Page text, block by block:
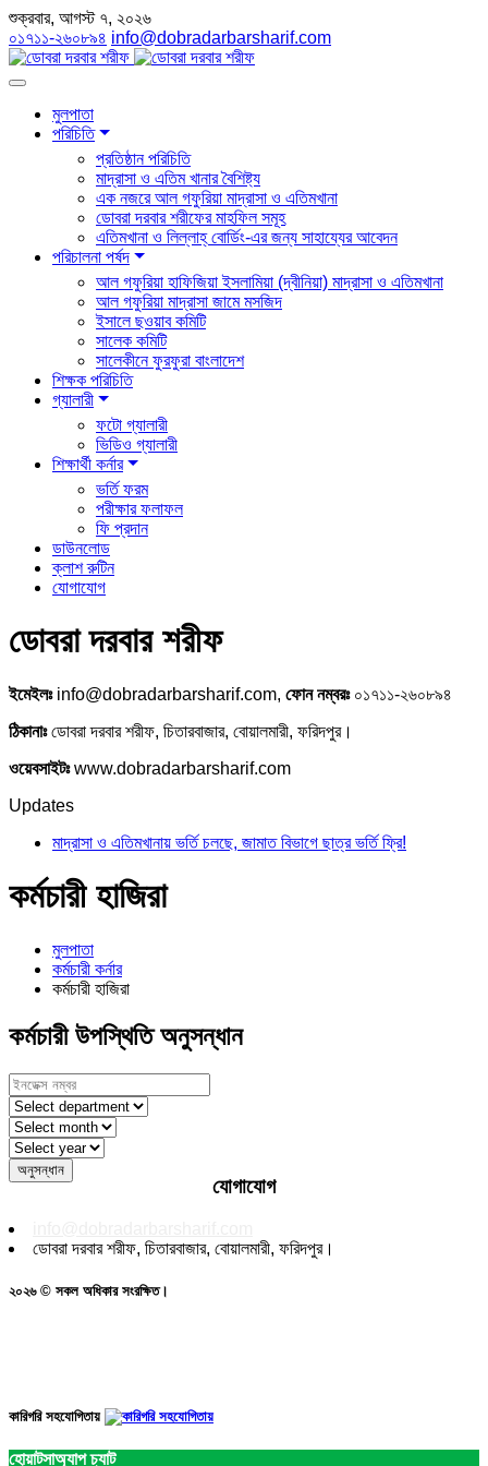
শুক্রবার, আগস্ট ৭, ২০২৬
০১৭১১-২৬০৮৯৪ info@dobradarbarsharif.com
মুলপাতা
পরিচিতি
প্রতিষ্ঠান পরিচিতি
মাদ্রাসা ও এতিম খানার বৈশিষ্ট্য
এক নজরে আল গফুরিয়া মাদ্রাসা ও এতিমখানা
ডোবরা দরবার শরীফের মাহফিল সমূহ
এতিমখানা ও লিল্লাহ্ বোর্ডিং-এর জন্য সাহায্যের আবেদন
পরিচালনা পর্ষদ
আল গফুরিয়া হাফিজিয়া ইসলামিয়া (দ্বীনিয়া) মাদ্রাসা ও এতিমখানা
আল গফুরিয়া মাদ্রাসা জামে মসজিদ
ইসালে ছওয়াব কমিটি
সালেক কমিটি
সালেকীনে ফুরফুরা বাংলাদেশ
শিক্ষক পরিচিতি
গ্যালারী
ফটো গ্যালারী
ভিডিও গ্যালারী
শিক্ষার্থী কর্নার
ভর্তি ফরম
পরীক্ষার ফলাফল
ফি প্রদান
ডাউনলোড
ক্লাশ রুটিন
যোগাযোগ
ডোবরা দরবার শরীফ
ইমেইলঃinfo@dobradarbarsharif.com, ফোন নম্বরঃ০১৭১১-২৬০৮৯৪
ঠিকানাঃডোবরা দরবার শরীফ, চিতারবাজার, বোয়ালমারী, ফরিদপুর।
ওয়েবসাইটঃwww.dobradarbarsharif.com
Updates
মাদ্রাসা ও এতিমখানায় ভর্তি চলছে, জামাত বিভাগে ছাত্র ভর্তি ফ্রি!
কর্মচারী হাজিরা
মুলপাতা
কর্মচারী কর্নার
কর্মচারী হাজিরা
কর্মচারী উপস্থিতি অনুসন্ধান
যোগাযোগ
ডোবরা দরবার শরীফ, চিতারবাজার, বোয়ালমারী, ফরিদপুর।
২০২৬ © সকল অধিকার সংরক্ষিত।
কারিগরি সহযোগিতায়
হোয়াটসাঅ্যাপ চ্যাট